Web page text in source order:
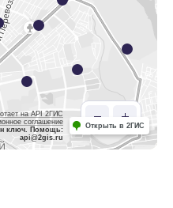
на API 2ГИС
соглашение
ключ. Помощь:
api@2gis.ru
Открыть в 2ГИС